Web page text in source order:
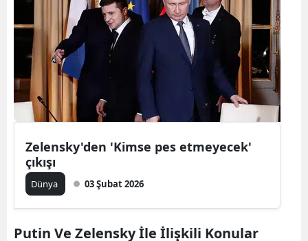
Diyarbakır
Edirne
Elazığ
Erzincan
Zelensky'den 'Kimse pes etmeyecek'
çıkışı
Dünya 03 Şubat 2026
Putin Ve Zelensky İle İlişkili Konular